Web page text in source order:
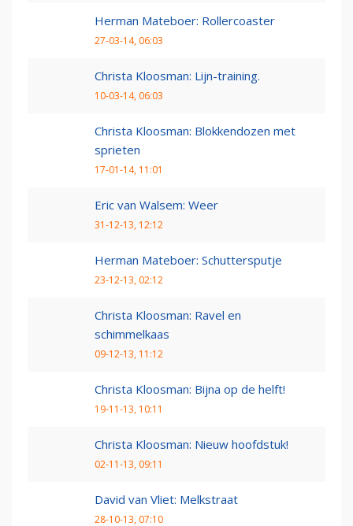
Herman Mateboer: Rollercoaster
27-03-14, 06:03
Christa Kloosman: Lijn-training.
10-03-14, 06:03
Christa Kloosman: Blokkendozen met
sprieten
17-01-14, 11:01
Eric van Walsem: Weer
31-12-13, 12:12
Herman Mateboer: Schuttersputje
23-12-13, 02:12
Christa Kloosman: Ravel en
schimmelkaas
09-12-13, 11:12
Christa Kloosman: Bijna op de helft!
19-11-13, 10:11
Christa Kloosman: Nieuw hoofdstuk!
02-11-13, 09:11
David van Vliet: Melkstraat
28-10-13, 07:10